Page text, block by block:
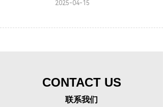
2025-04-15
CONTACT US
联系我们